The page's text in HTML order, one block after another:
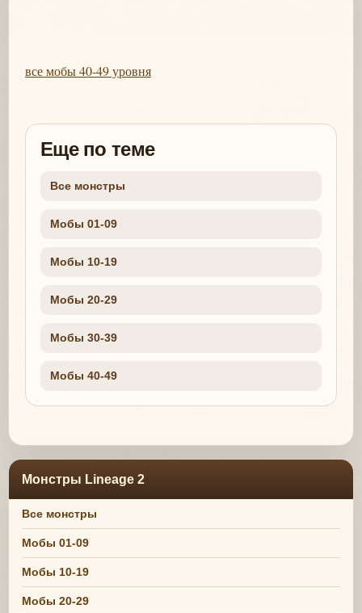
все мобы 40-49 уровня
Еще по теме
Все монстры
Мобы 01-09
Мобы 10-19
Мобы 20-29
Мобы 30-39
Мобы 40-49
Монстры Lineage 2
Все монстры
Мобы 01-09
Мобы 10-19
Мобы 20-29